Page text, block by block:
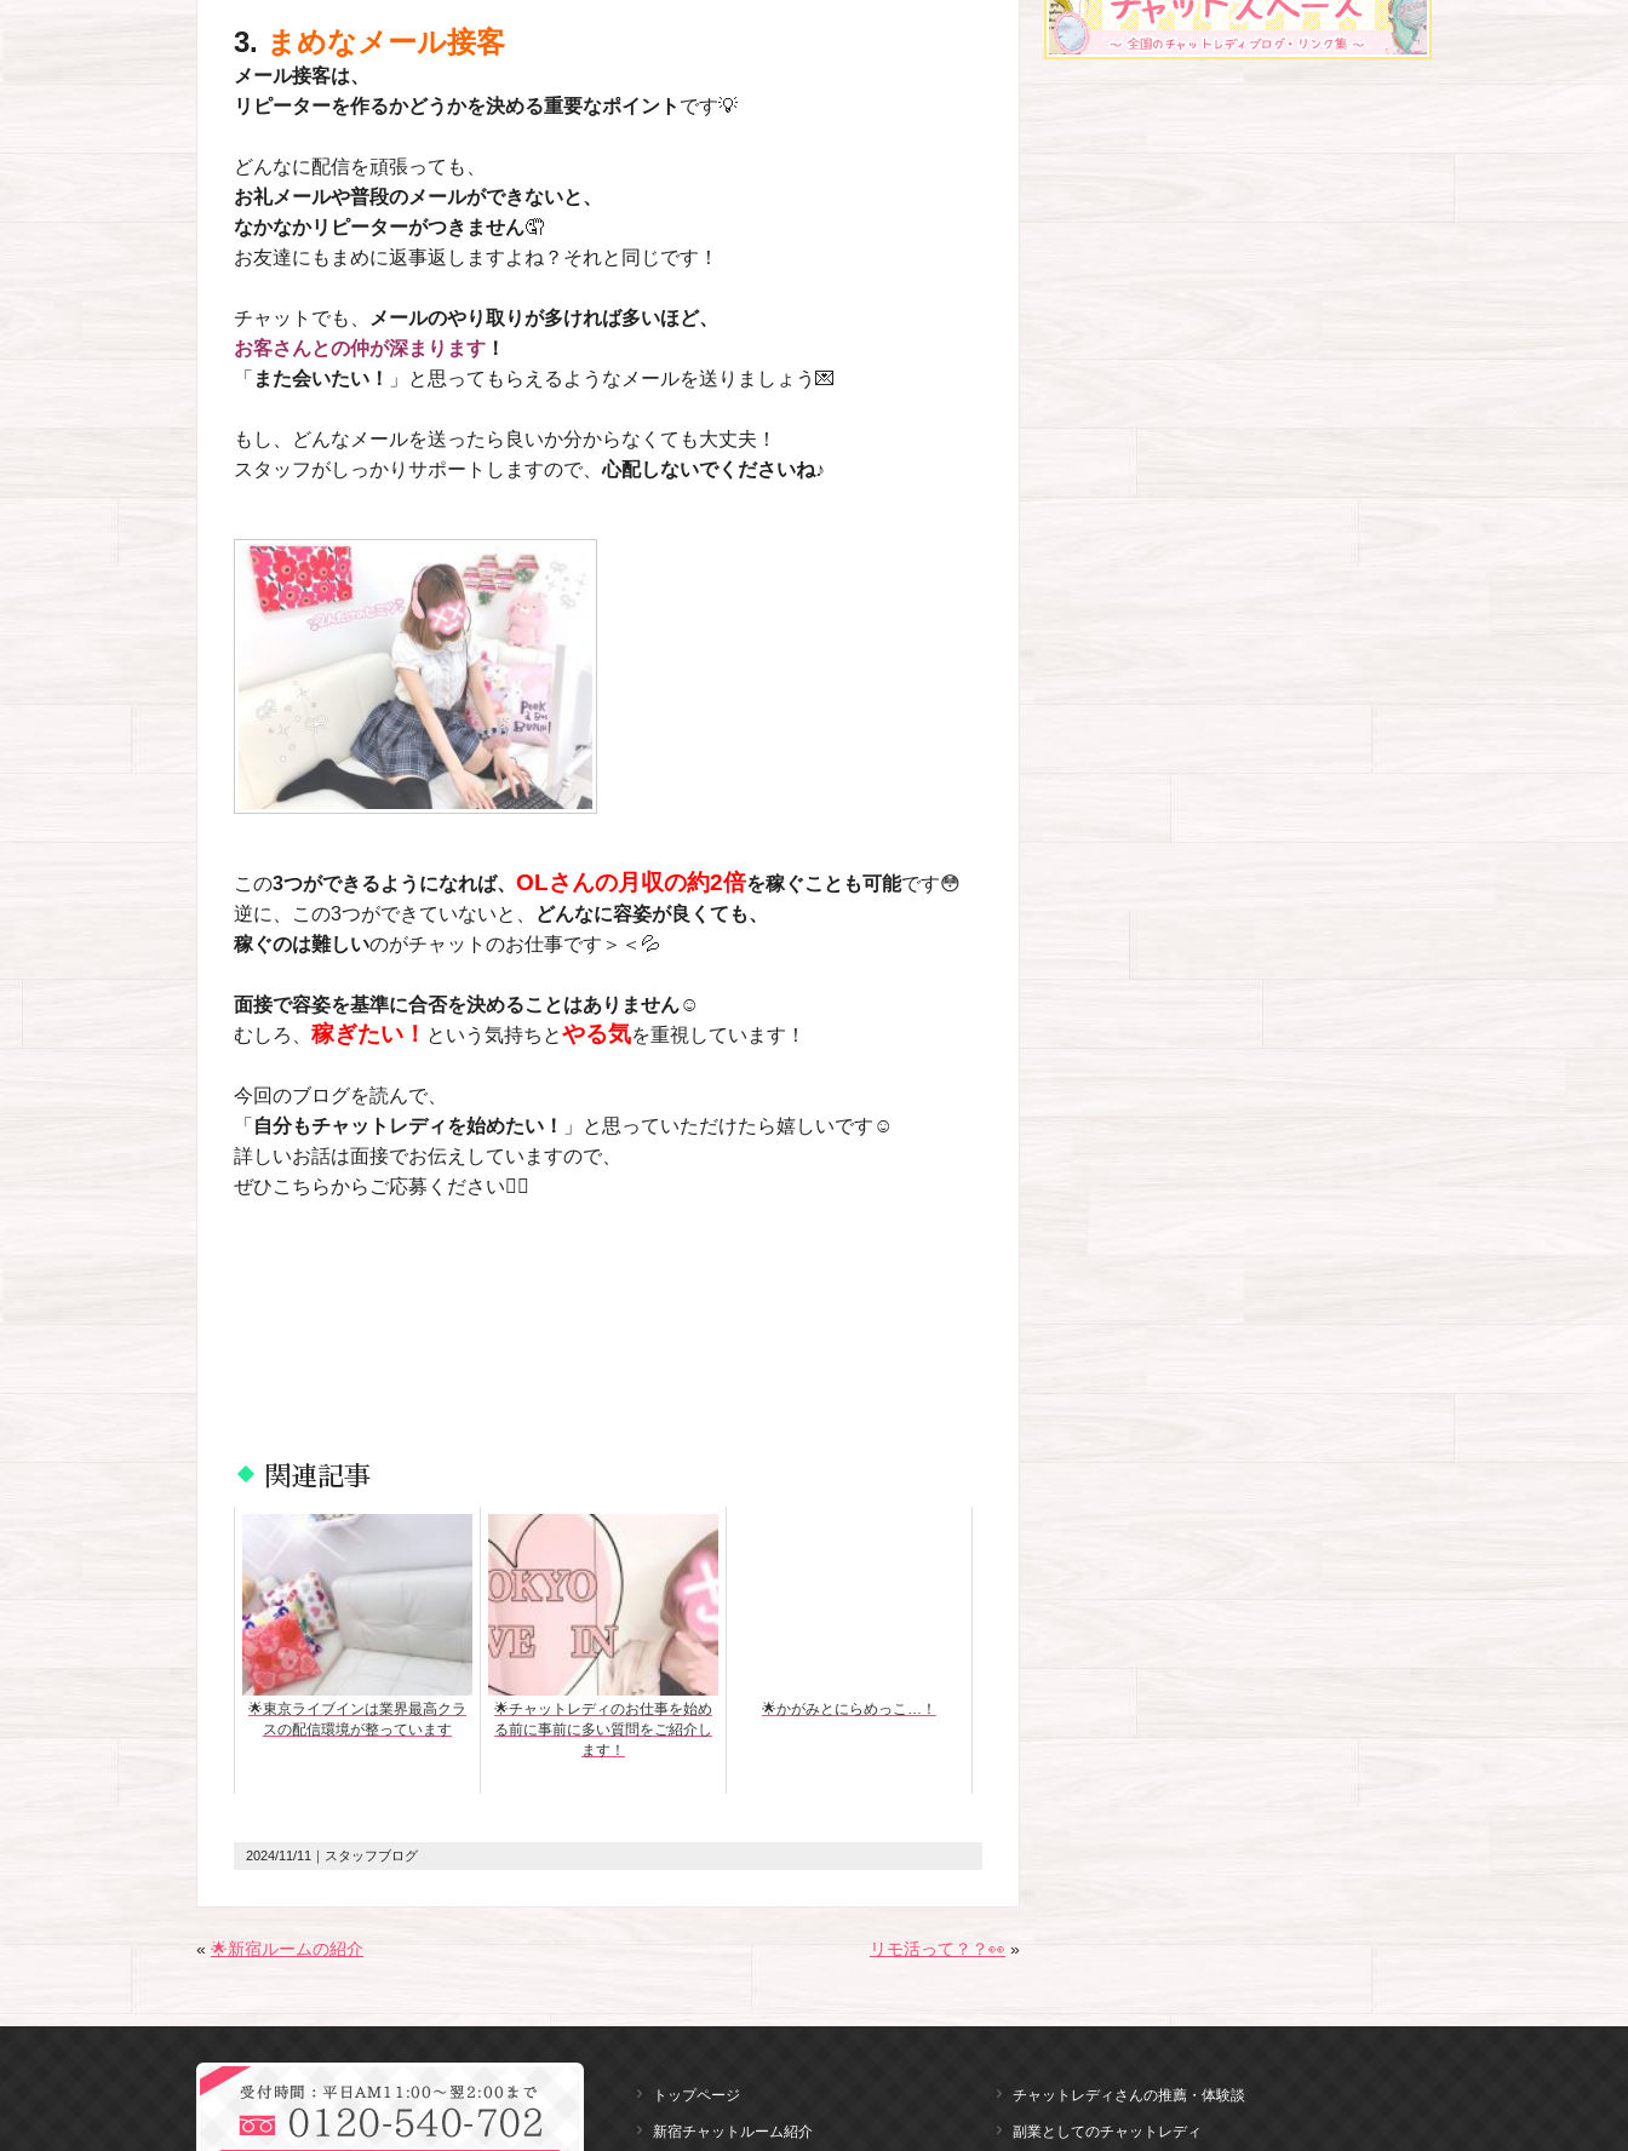
3. まめなメール接客
メール接客は、
リピーターを作るかどうかを決める重要なポイント です💡
どんなに配信を頑張っても、
お礼メールや普段のメールができないと、
なかなかリピーターがつきません🤦
お友達にもまめに返事返しますよね？それと同じです！
チャットでも、
メールのやり取りが多ければ多いほど、
お客さんとの仲が深まります ！
「 また会いたい！ 」と思ってもらえるようなメールを送りましょう💌
もし、どんなメールを送ったら良いか分からなくても大丈夫！
スタッフがしっかりサポートしますので、心配しないでくださいね♪
この3つができるようになれば、 OLさんの月収の約2倍を稼ぐことも可能です😳
逆に、この3つができていないと、
どんなに容姿が良くても、
稼ぐのは難しいのがチャットのお仕事です＞＜💦
面接で容姿を基準に合否を決めることはありません☺️
むしろ、 稼ぎたい！ という気持ちとやる気を重視しています ！
今回のブログを読んで、
「 自分もチャットレディを始めたい！
」と思っていただけたら嬉しいです☺️
詳しいお話は面接でお伝えしていますので、
ぜひこちらからご応募ください💁‍♀️
関連記事
🌟東京ライブインは業界最高クラ
スの配信環境が整っています
🌟チャットレディのお仕事を始め
る前に事前に多い質問をご紹介し
ます！
🌟かがみとにらめっこ…！
2024/11/11 ｜スタッフブログ
« 🌟新宿ルームの紹介 リモ活って？？👀 »
トップページ
新宿チャットルーム紹介
チャットレディさんの推薦・体験談
副業としてのチャットレディ